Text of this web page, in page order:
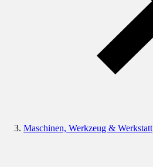
Maschinen, Werkzeug & Werkstatt